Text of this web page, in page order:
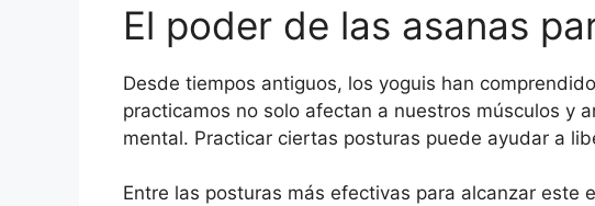
El poder de las asanas
Desde tiempos antiguos, los yoguis han
practicamos no solo afectan a nuestros músculos y
mental. Practicar ciertas posturas puede ayudar a
Entre las posturas más efectivas para alcanzar